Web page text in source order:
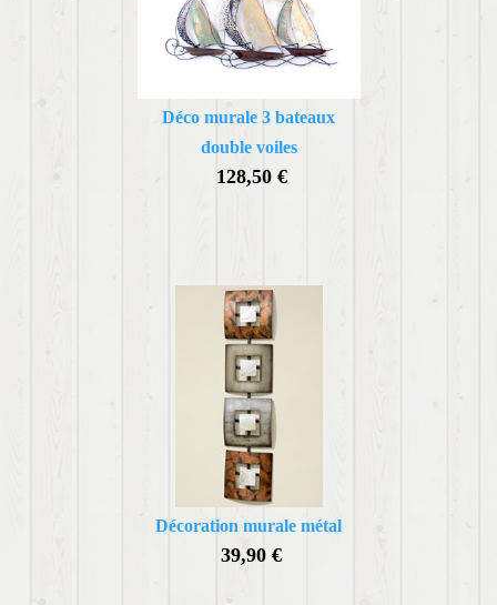
Déco murale 3 bateaux
double voiles
128,50 €
Décoration murale métal
39,90 €